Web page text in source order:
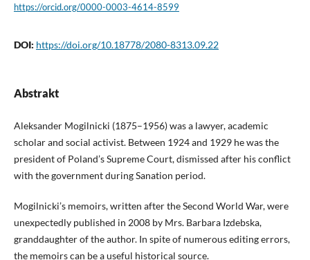
https://orcid.org/0000-0003-4614-8599
DOI: https://doi.org/10.18778/2080-8313.09.22
Abstrakt
Aleksander Mogilnicki (1875–1956) was a lawyer, academic
scholar and social activist. Between 1924 and 1929 he was the
president of Poland’s Supreme Court, dismissed after his conflict
with the government during Sanation period.
Mogilnicki’s memoirs, written after the Second World War, were
unexpectedly published in 2008 by Mrs. Barbara Izdebska,
granddaughter of the author. In spite of numerous editing errors,
the memoirs can be a useful historical source.